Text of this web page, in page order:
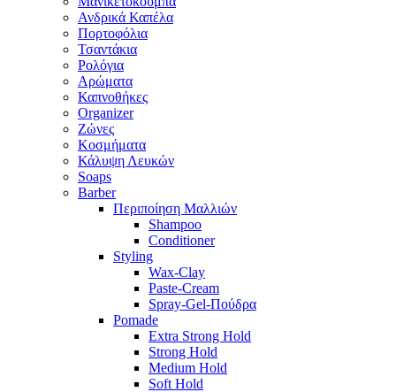
Ανδρικά Καπέλα
Πορτοφόλια
Τσαντάκια
Ρολόγια
Αρώματα
Καπνοθήκες
Organizer
Ζώνες
Κοσμήματα
Κάλυψη Λευκών
Soaps
Barber
Περιποίηση Μαλλιών
Shampoo
Conditioner
Styling
Wax-Clay
Paste-Cream
Spray-Gel-Πούδρα
Pomade
Extra Strong Hold
Strong Hold
Medium Hold
Soft Hold